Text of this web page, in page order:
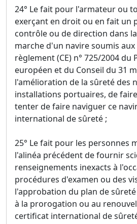
24° Le fait pour l'armateur ou
exerçant en droit ou en fait un
contrôle ou de direction dans
marche d'un navire soumis
règlement (CE) n° 725/2004 du
européen et du Conseil du 31
l'amélioration de la sûreté des
installations portuaires, de
tenter de faire naviguer ce
international de sûreté ;
25° Le fait pour les personnes
l'alinéa précédent de fournir
renseignements inexacts à
procédures d'examen ou des
l'approbation du plan de
à la prorogation ou au
certificat international de